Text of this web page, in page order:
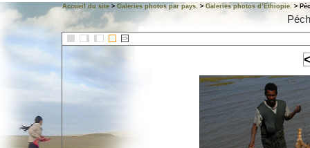
Accueil du site > Galeries photos par pays. > Galeries photos d’Ethiopie. >
::>